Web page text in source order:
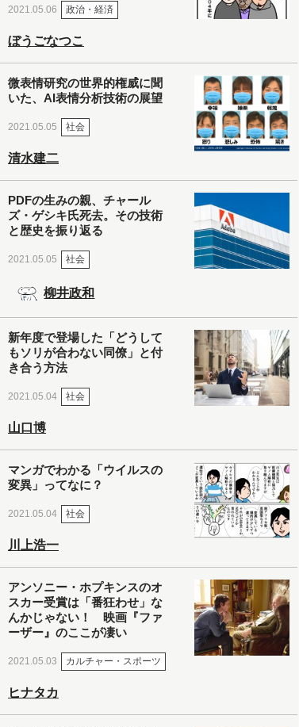
2021.05.06 政治・経済
ぼうごなつこ
微表情研究の世界的権威に聞
いた、AI表情分析技術の展望
2021.05.05 社会
清水建二
PDFの生みの親、チャール
ズ・ゲシキ氏死去。その技術
と歴史を振り返る
2021.05.05 社会
柳井政和
新年度で登場した「どうして
もソリが合わない同僚」と付
き合う方法
2021.05.04 社会
山口博
マンガでわかる「ウイルスの
変異」ってなに？
2021.05.04 社会
川上浩一
アンソニー・ホプキンスのオ
スカー受賞は「番狂わせ」な
んかじゃない！ 映画『ファ
ーザー』のここが凄い
2021.05.03 カルチャー・スポーツ
ヒナタカ